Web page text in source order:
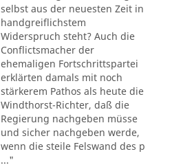
selbst aus der neuesten Zeit in
handgreiflichstem
Widerspruch steht? Auch die
Conflictsmacher der
ehemaligen Fortschrittspartei
erklärten damals mit noch
stärkerem Pathos als heute die
Windthorst-Richter, daß die
Regierung nachgeben müsse
und sicher nachgeben werde,
wenn die steile Felswand des p
..."